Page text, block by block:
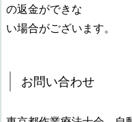
の返金ができな
い場合がございます。
お問い合わせ